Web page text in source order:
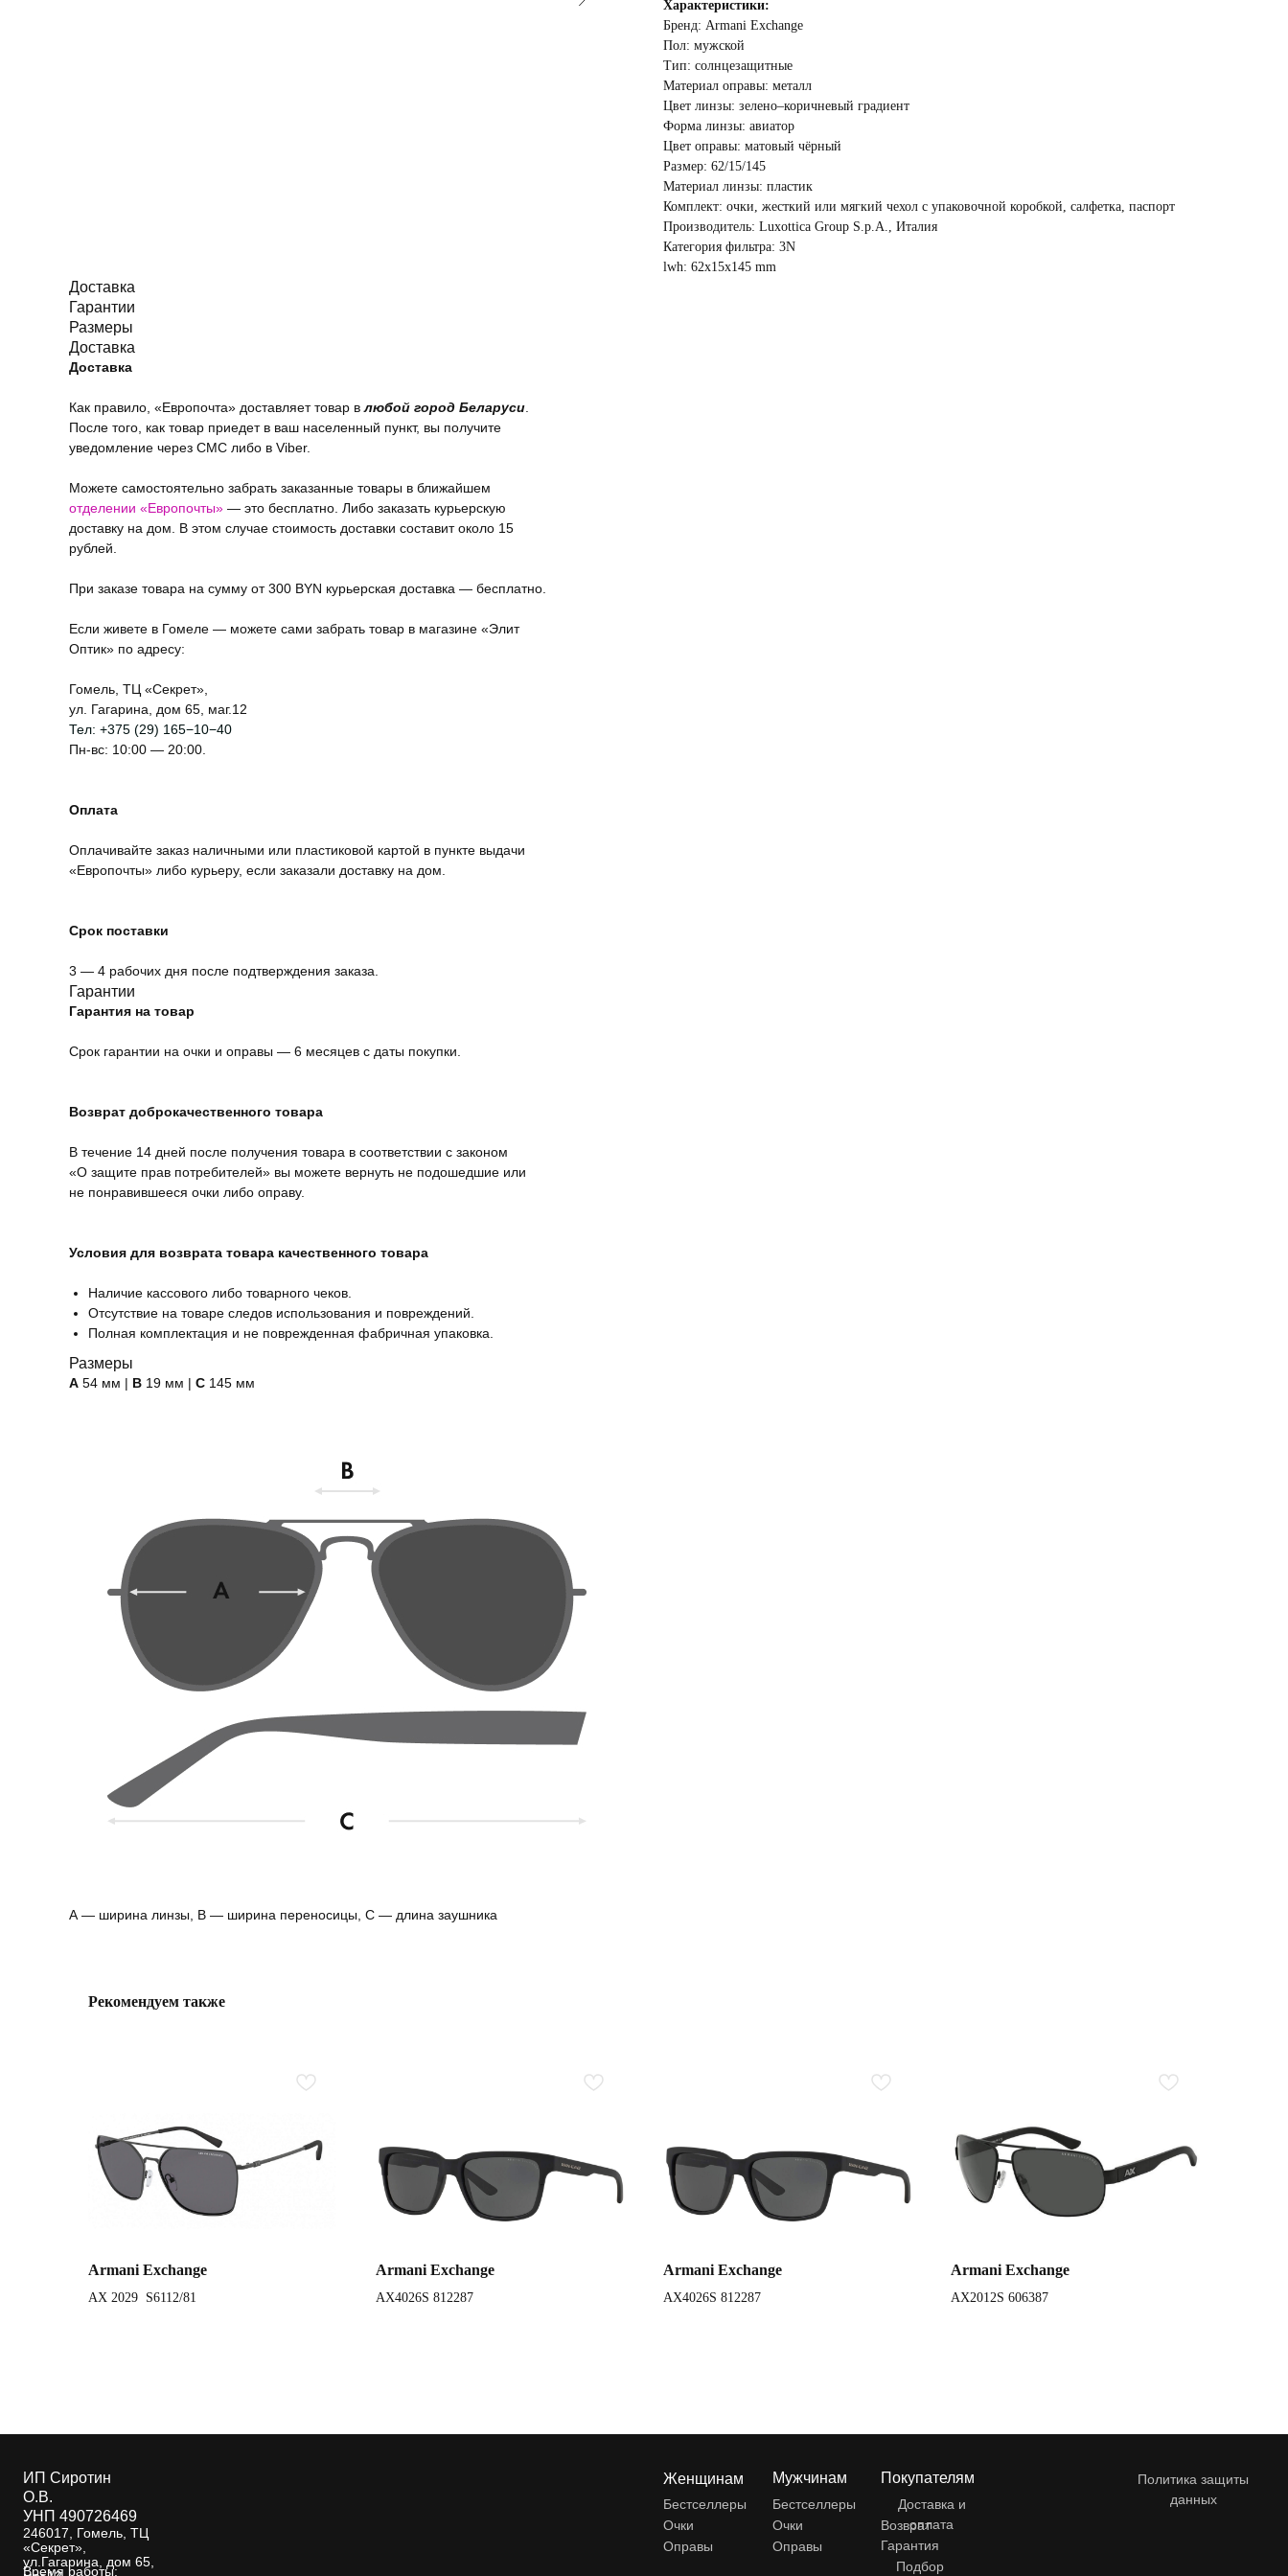
Характеристики:
Бренд: Armani Exchange
Пол: мужской
Тип: солнцезащитные
Материал оправы: металл
Цвет линзы: зелено–коричневый градиент
Форма линзы: авиатор
Цвет оправы: матовый чёрный
Размер: 62/15/145
Материал линзы: пластик
Комплект: очки, жесткий или мягкий чехол с упаковочной коробкой, салфетка, паспорт
Производитель: Luxottica Group S.p.A., Италия
Категория фильтра: 3N
lwh: 62x15x145 mm
Доставка
Гарантии
Размеры
Доставка
Доставка
Как правило, «Европочта» доставляет товар влюбой город Беларуси
После того, как товар приедет в ваш населенный пункт, вы получите
уведомление через СМС либо в Viber.
Можете самостоятельно забрать заказанные товары в ближайшем
отделении «Европочты» — это бесплатно. Либо заказать курьерскую
доставку на дом. В этом случае стоимость доставки составит около 15
рублей.
При заказе товара на сумму от 300 BYN курьерская доставка — бесплатно.
Если живете в Гомеле — можете сами забрать товар в магазине «Элит
Оптик» по адресу:
Гомель, ТЦ «Секрет»,
ул. Гагарина, дом 65, маг.12
Тел: +375 (29) 165−10−40
Пн-вс: 10:00 — 20:00.
Оплата
Оплачивайте заказ наличными или пластиковой картой в пункте выдачи
«Европочты» либо курьеру, если заказали доставку на дом.
Срок поставки
3 — 4 рабочих дня после подтверждения заказа.
Гарантии
Гарантия на товар
Срок гарантии на очки и оправы — 6 месяцев с даты покупки.
Возврат доброкачественного товара
В течение 14 дней после получения товара в соответствии с законом
«О защите прав потребителей» вы можете вернуть не подошедшие или
не понравившееся очки либо оправу.
Условия для возврата товара качественного товара
Наличие кассового либо товарного чеков.
Отсутствие на товаре следов использования и повреждений.
Полная комплектация и не поврежденная фабричная упаковка.
Размеры
А 54 мм | B 19 мм | C 145 мм
А — ширина линзы, B — ширина переносицы, С — длина заушника
Рекомендуем также
Armani Exchange
AX 2029 S6112/81
Armani Exchange
AX4026S 812287
Armani Exchange
AX4026S 812287
Armani Exchange
AX2012S 606387
Бестселлеры
Женщинам
Очки
Оправы
Бестселлеры
Мужчинам
Очки
Оправы
Доставка и
оплата
Подбор
Покупателям
Возврат
Гарантия
ИП Сиротин
О.В.
УНП 490726469
246017, Гомель, ТЦ
«Секрет»,
ул.Гагарина, дом 65,
Время работы:
Политика защиты
данных